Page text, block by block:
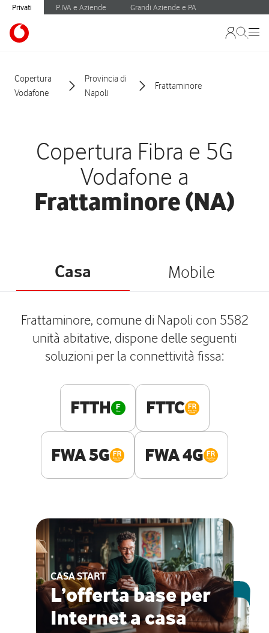
Privati P.IVA e Aziende Grandi Aziende e PA
Copertura
Vodafone
Provincia di
Napoli
Frattaminore
Copertura Fibra e 5G
Vodafone a
Frattaminore (NA)
Casa Mobile
Frattaminore, comune di Napoli con 5582
unità abitative, dispone delle seguenti
soluzioni per la connettività fissa:
FTTH FTTC
FWA 5G FWA 4G
CASA START
L’offerta base per
Internet a casa
ESCLUSIVA ONLINE